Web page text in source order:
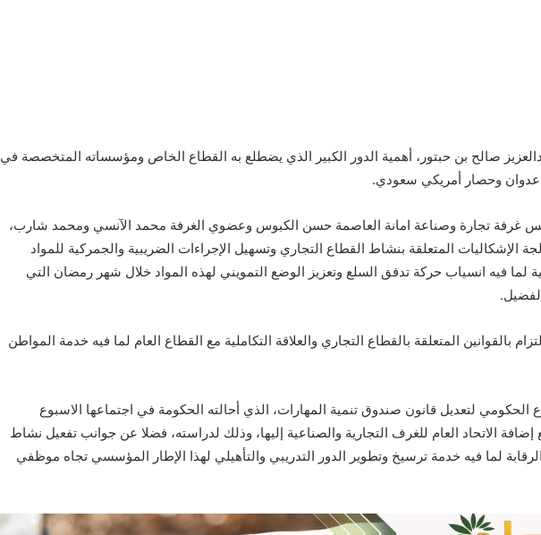
صالح بن حبتور، أهمية الدور الكبير الذي يضطلع به القطاع الخاص ومؤسساته المتخصصة في
وحصار أمريكي سعودي.
غرفة تجارة وصناعة امانة العاصمة حسن الكبوس وعضوي الغرفة محمد الآنسي ومحمد شارب،
المتعلقة بنشاط القطاع التجاري وتسهيل الإجراءات الضريبية والجمركية للمواد
لما فيه انسياب حركة تدفق السلع وتعزيز الوضع التمويني لهذه المواد خلال شهر رمضان التي
بالقوانين المتعلقة بالقطاع التجاري والعلاقة التكاملية مع القطاع العام لما فيه خدمة المواطن
الحكومي لتعديل قانون صندوق تنمية المهارات، الذي أحالته الحكومة في اجتماعها الاسبوع
الاتحاد العام للغرف التجارية والصناعية إليها، وذلك لدراسته، فضلا عن جوانب تفعيل نشاط
لما فيه خدمة ترسيخ وتطوير الدور التدريبي والتأهيلي لهذا الإطار المؤسسي تجاه موظفي